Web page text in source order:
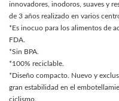
innovadores, inodoros, suaves y
de 3 años realizado en varios
*Es inocuo para los alimentos de
FDA.
*Sin BPA.
*100% reciclable.
*Diseño compacto. Nuevo y
gran estabilidad en el
ciclismo.